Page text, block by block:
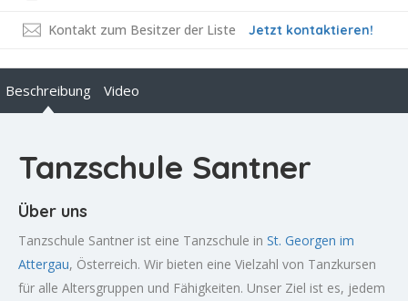
Kontakt zum Besitzer der Liste Jetzt kontaktieren!
Beschreibung Video
Tanzschule Santner
Über uns
Tanzschule Santner ist eine Tanzschule in St. Georgen im
Attergau, Österreich. Wir bieten eine Vielzahl von Tanzkursen
für alle Altersgruppen und Fähigkeiten. Unser Ziel ist es, jedem